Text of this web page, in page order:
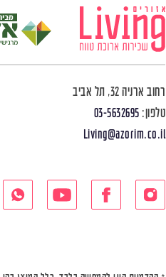
רחוב ארניה 32, תל אביב
טלפון: 03-5632695
Living@azorim.co.il